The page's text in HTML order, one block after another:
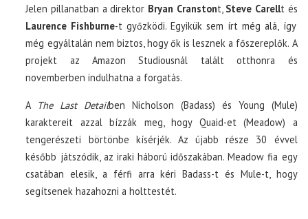
Jelen pillanatban a direktor Bryan Cranstont, Steve Carellt és
Laurence Fishburne-t győzködi. Egyikük sem írt még alá, így
még egyáltalán nem biztos, hogy ők is lesznek a főszereplők. A
projekt az Amazon Studiousnál talált otthonra és
novemberben indulhatna a forgatás.
A The Last Detailben Nicholson (Badass) és Young (Mule)
karaktereit azzal bízzák meg, hogy Quaid-et (Meadow) a
tengerészeti börtönbe kísérjék. Az újabb része 30 évvel
később játszódik, az iraki háború időszakában. Meadow fia egy
csatában elesik, a férfi arra kéri Badass-t és Mule-t, hogy
segítsenek hazahozni a holttestét.